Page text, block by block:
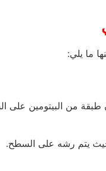
ما يلي:
طبقة من البيتومين على
حيث يتم رشه على السطح.